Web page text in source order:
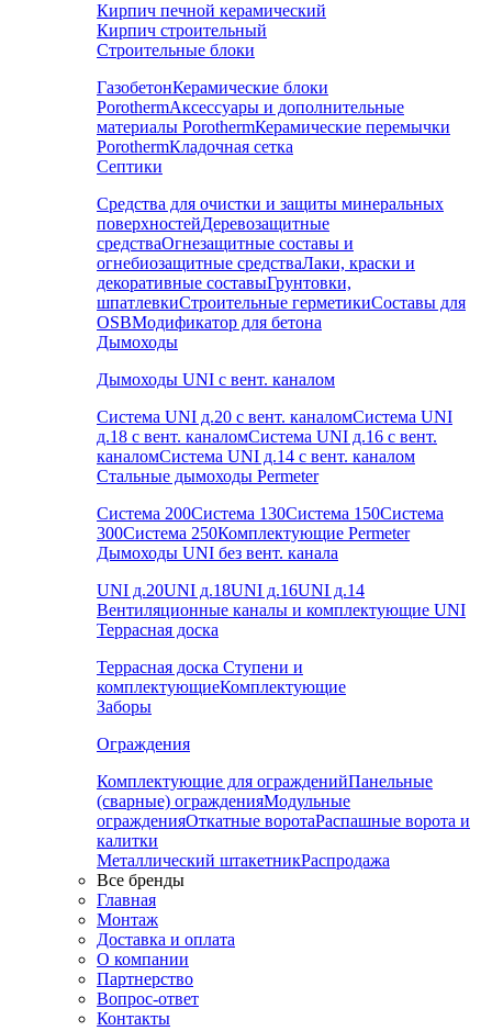
Кирпич печной керамический
Кирпич строительный
Строительные блоки
ГазобетонКерамические блоки
PorothermАксессуары и дополнительные
материалы PorothermКерамические перемычки
PorothermКладочная сетка
Септики
Средства для очистки и защиты минеральных
поверхностейДеревозащитные
средстваОгнезащитные составы и
огнебиозащитные средстваЛаки, краски и
декоративные составыГрунтовки,
шпатлевкиСтроительные герметикиСоставы для
OSBМодификатор для бетона
Дымоходы
Дымоходы UNI с вент. каналом
Система UNI д.20 с вент. каналомСистема UNI
д.18 с вент. каналомСистема UNI д.16 с вент.
каналомСистема UNI д.14 с вент. каналом
Стальные дымоходы Permeter
Система 200Система 130Система 150Система
300Система 250Комплектующие Permeter
Дымоходы UNI без вент. канала
UNI д.20UNI д.18UNI д.16UNI д.14
Вентиляционные каналы и комплектующие UNI
Террасная доска
Террасная доска Ступени и
комплектующиеКомплектующие
Заборы
Ограждения
Комплектующие для огражденийПанельные
(сварные) огражденияМодульные
огражденияОткатные воротаРаспашные ворота и
калитки
Металлический штакетникРаспродажа
Все бренды
Главная
Монтаж
Доставка и оплата
О компании
Партнерство
Вопрос-ответ
Контакты